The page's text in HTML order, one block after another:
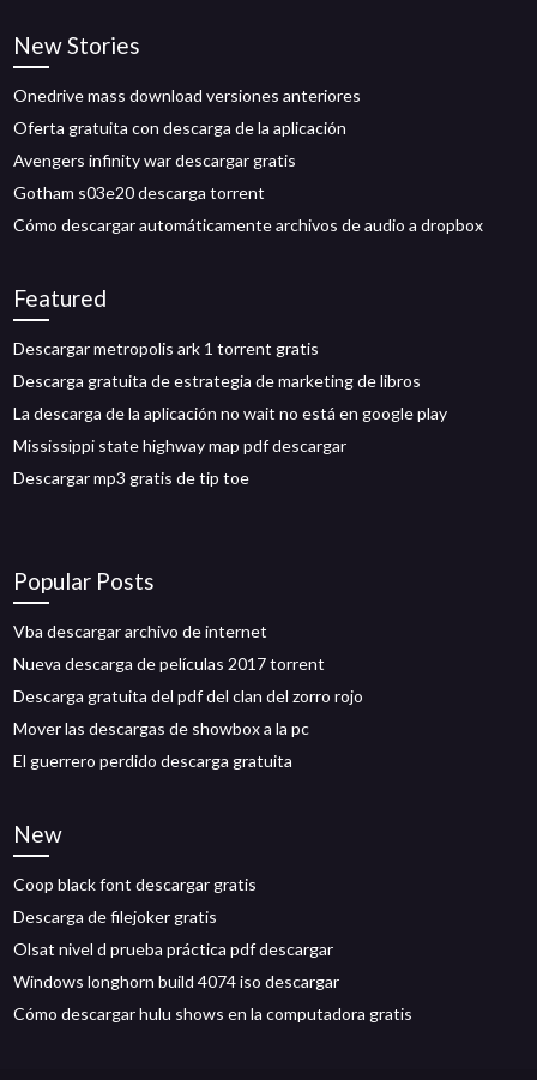
New Stories
Onedrive mass download versiones anteriores
Oferta gratuita con descarga de la aplicación
Avengers infinity war descargar gratis
Gotham s03e20 descarga torrent
Cómo descargar automáticamente archivos de audio a dropbox
Featured
Descargar metropolis ark 1 torrent gratis
Descarga gratuita de estrategia de marketing de libros
La descarga de la aplicación no wait no está en google play
Mississippi state highway map pdf descargar
Descargar mp3 gratis de tip toe
Popular Posts
Vba descargar archivo de internet
Nueva descarga de películas 2017 torrent
Descarga gratuita del pdf del clan del zorro rojo
Mover las descargas de showbox a la pc
El guerrero perdido descarga gratuita
New
Coop black font descargar gratis
Descarga de filejoker gratis
Olsat nivel d prueba práctica pdf descargar
Windows longhorn build 4074 iso descargar
Cómo descargar hulu shows en la computadora gratis